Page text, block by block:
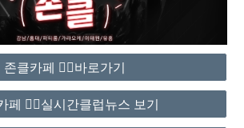
존클카페 ❤️‍🔥바로가기
페 ❤️‍🔥실시간클럽뉴스 보기